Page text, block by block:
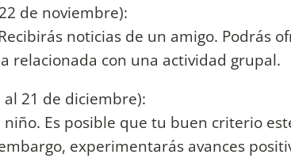
de noviembre):
noticias de un amigo. Podrás
relacionada con una actividad grupal.
21 de diciembre):
Es posible que tu buen criterio
experimentarás avances